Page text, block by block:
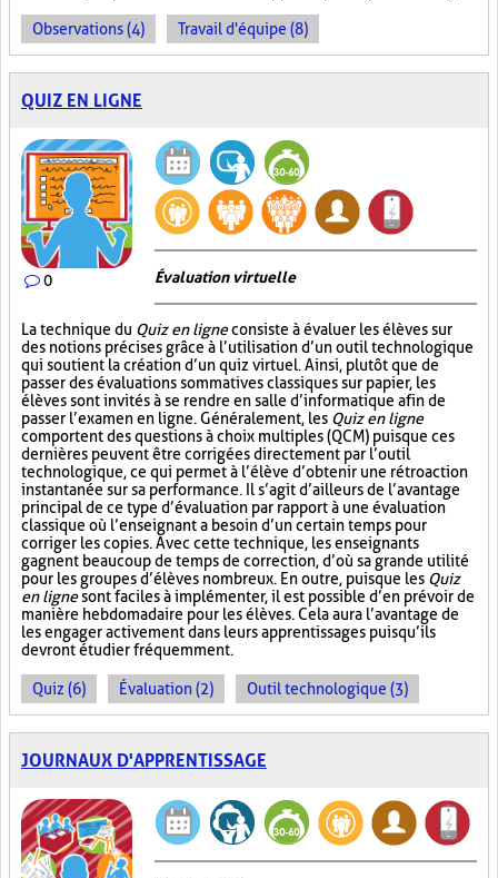
Observations (4) Travail d'équipe (8)
QUIZ EN LIGNE
0 Évaluation virtuelle
La technique du Quiz en ligneconsiste à évaluer les élèves sur
des notions précises grâce à l’utilisation d’un outil technologique
qui soutient la création d’un quiz virtuel. Ainsi, plutôt que de
passer des évaluations sommatives classiques sur papier, les
élèves sont invités à se rendre en salle d’informatique afin de
passer l’examen en ligne. Généralement, les Quiz en ligne
comportent des questions à choix multiples (QCM) puisque ces
dernières peuvent être corrigées directement par l’outil
technologique, ce qui permet à l’élève d’obtenir une rétroaction
instantanée sur sa performance. Il s’agit d’ailleurs de l’avantage
principal de ce type d’évaluation par rapport à une évaluation
classique où l’enseignant a besoin d’un certain temps pour
corriger les copies. Avec cette technique, les enseignants
gagnent beaucoup de temps de correction, d’où sa grande utilité
pour les groupes d’élèves nombreux. En outre, puisque les Quiz
en lignesont faciles à implémenter, il est possible d’en prévoir de
manière hebdomadaire pour les élèves. Cela aura l’avantage de
les engager activement dans leurs apprentissages puisqu’ils
devront étudier fréquemment.
Quiz (6) Évaluation (2) Outil technologique (3)
JOURNAUX D'APPRENTISSAGE